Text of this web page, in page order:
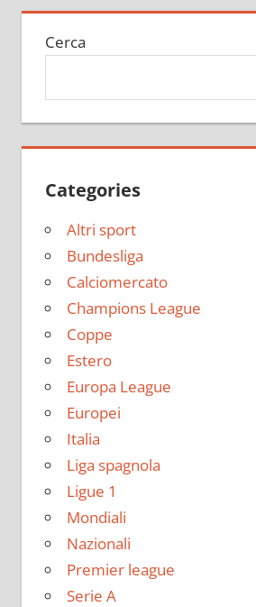
Cerca
Categories
Altri sport
Bundesliga
Calciomercato
Champions League
Coppe
Estero
Europa League
Europei
Italia
Liga spagnola
Ligue 1
Mondiali
Nazionali
Premier league
Serie A